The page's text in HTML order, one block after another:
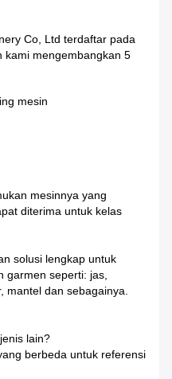
Co, Ltd terdaftar pada
kami mengembangkan 5
mesin
mesinnya yang
diterima untuk kelas
solusi lengkap untuk
garmen seperti: jas,
mantel dan sebagainya.
lain?
berbeda untuk referensi